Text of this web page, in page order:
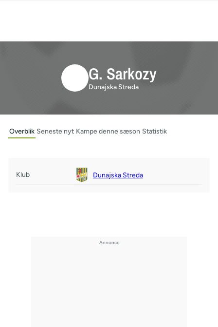
G. Sarkozy
Dunajska Streda
Overblik Seneste nyt Kampe denne sæson Statistik
Klub Dunajska Streda